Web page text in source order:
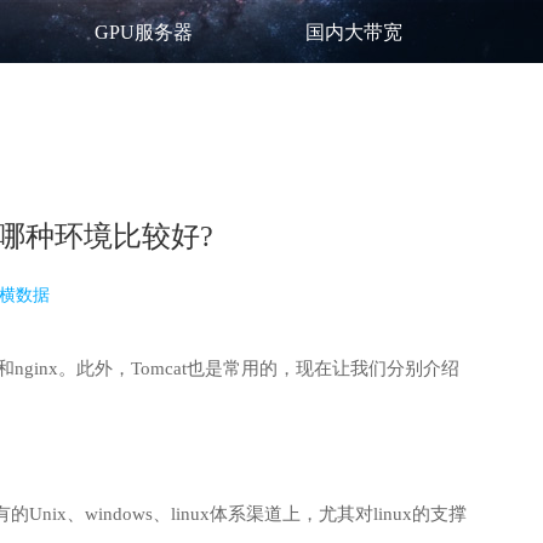
GPU服务器 国内大带宽
种环境比较好?
数据
nginx。此外，Tomcat也是常用的，现在让我们分别介绍
Unix、windows、linux体系渠道上，尤其对linux的支撑